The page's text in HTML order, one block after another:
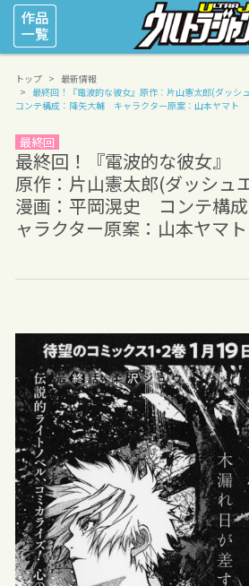
トップ
最新情報
最終回！『電波的な彼女』原作：片山憲太郎(ダッシ
コンテ構成：降矢大輔 キャラクター原案：山本ヤマト
最終回
最終回！『電波的な彼女』
原作：片山憲太郎(ダッシュ
漫画：平岡滉史 コンテ構
ャラクター原案：山本ヤマト